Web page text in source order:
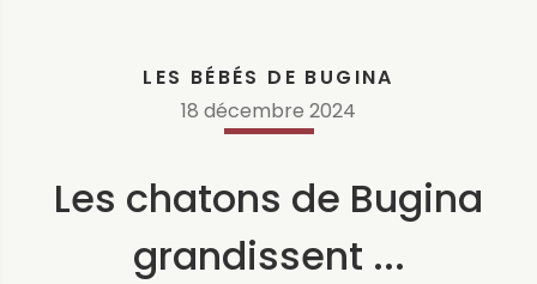
LES BÉBÉS DE BUGINA
18 décembre 2024
Les chatons de Bugina
grandissent ...